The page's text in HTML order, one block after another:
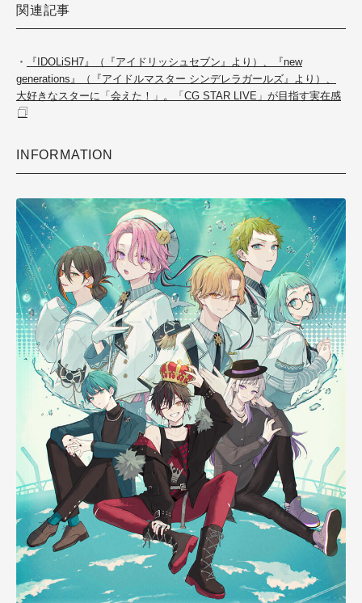
関連記事
・
『IDOLiSH7』（『アイドリッシュセブン』より）、『new
generations』（『アイドルマスター シンデレラガールズ』より）、
大好きなスターに「会えた！」。「CG STAR LIVE」が目指す実在感
INFORMATION